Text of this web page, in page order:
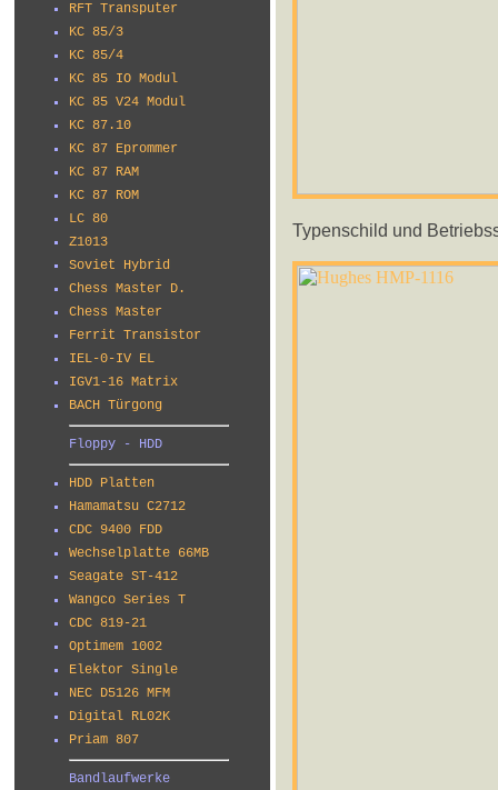
RFT Transputer
KC 85/3
KC 85/4
KC 85 IO Modul
KC 85 V24 Modul
KC 87.10
KC 87 Eprommer
KC 87 RAM
KC 87 ROM
LC 80
Z1013
Soviet Hybrid
Chess Master D.
Chess Master
Ferrit Transistor
IEL-0-IV EL
IGV1-16 Matrix
BACH Türgong
Floppy - HDD
HDD Platten
Hamamatsu C2712
CDC 9400 FDD
Wechselplatte 66MB
Seagate ST-412
Wangco Series T
CDC 819-21
Optimem 1002
Elektor Single
NEC D5126 MFM
Digital RL02K
Priam 807
Bandlaufwerke
Typenschild und